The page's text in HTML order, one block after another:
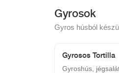
Gyrosok
Gyros húsból
Gyrosos Tortilla
Gyroshús,